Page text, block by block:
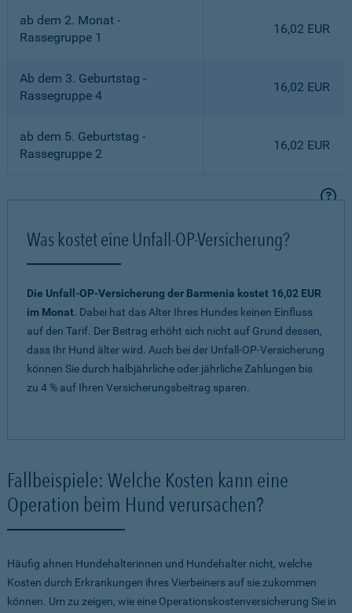
ab dem 2. Monat -
Rassegruppe 1
16,02 EUR
Ab dem 3. Geburtstag -
Rassegruppe 4
16,02 EUR
ab dem 5. Geburtstag -
Rassegruppe 2
16,02 EUR
Was kostet eine Unfall-OP-Versicherung?
Die Unfall-OP-Versicherung der Barmenia kostet 16,02 EUR
im Monat. Dabei hat das Alter Ihres Hundes keinen Einfluss
auf den Tarif. Der Beitrag erhöht sich nicht auf Grund dessen,
dass Ihr Hund älter wird. Auch bei der Unfall-OP-Versicherung
können Sie durch halbjährliche oder jährliche Zahlungen bis
zu 4 % auf Ihren Versicherungsbeitrag sparen.
Fallbeispiele: Welche Kosten kann eine
Operation beim Hund verursachen?
Häufig ahnen Hundehalterinnen und Hundehalter nicht, welche
Kosten durch Erkrankungen ihres Vierbeiners auf sie zukommen
können. Um zu zeigen, wie eine Operationskostenversicherung Sie in